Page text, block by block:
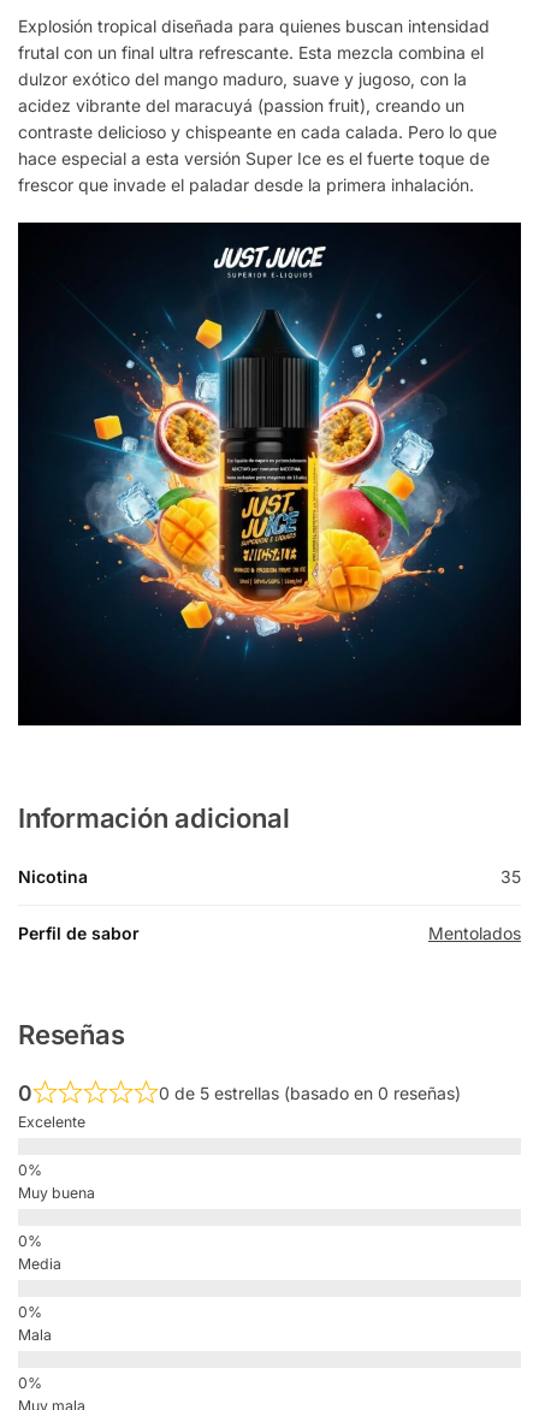
Explosión tropical diseñada para quienes buscan intensidad
frutal con un final ultra refrescante. Esta mezcla combina el
dulzor exótico del mango maduro, suave y jugoso, con la
acidez vibrante del maracuyá (passion fruit), creando un
contraste delicioso y chispeante en cada calada. Pero lo que
hace especial a esta versión Super Ice es el fuerte toque de
frescor que invade el paladar desde la primera inhalación.
Información adicional
Nicotina 35
Perfil de sabor Mentolados
Reseñas
0 0 de 5 estrellas (basado en 0 reseñas)
Excelente
Muy buena
Media
Mala
Muy mala